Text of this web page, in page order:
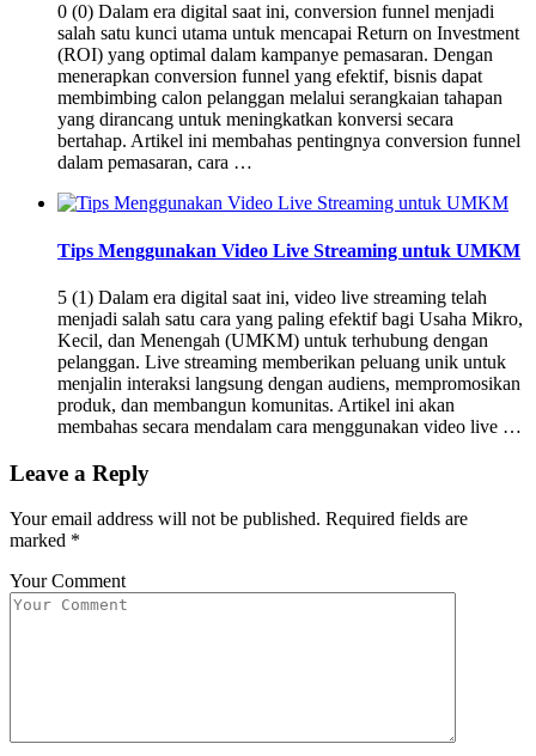
0 (0) Dalam era digital saat ini, conversion funnel menjadi
salah satu kunci utama untuk mencapai Return on Investment
(ROI) yang optimal dalam kampanye pemasaran. Dengan
menerapkan conversion funnel yang efektif, bisnis dapat
membimbing calon pelanggan melalui serangkaian tahapan
yang dirancang untuk meningkatkan konversi secara
bertahap. Artikel ini membahas pentingnya conversion funnel
dalam pemasaran, cara …
Tips Menggunakan Video Live Streaming untuk UMKM
5 (1) Dalam era digital saat ini, video live streaming telah
menjadi salah satu cara yang paling efektif bagi Usaha Mikro,
Kecil, dan Menengah (UMKM) untuk terhubung dengan
pelanggan. Live streaming memberikan peluang unik untuk
menjalin interaksi langsung dengan audiens, mempromosikan
produk, dan membangun komunitas. Artikel ini akan
membahas secara mendalam cara menggunakan video live …
Leave a Reply
Your email address will not be published. Required fields are
marked *
Your Comment